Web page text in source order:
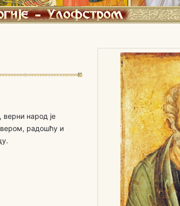
народ је
радошћу и